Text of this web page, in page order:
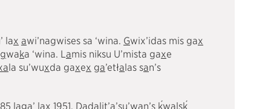
lax awi’nagwises sa ‘wina. Gwix’idas mis gax
gwaka ‘wina. Lamis niksu U’mista gaxe
ala su’wuxda gaxex ga’etłalas san’s
laga’ lax 1951. Dadalit’a’su’wan’s k
´walsk
´